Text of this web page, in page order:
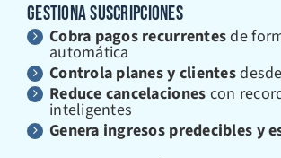
GESTIONA SUSCRIPCIONES
Cobra pagos recurrentes de
automática
Controla planes y clientes
Reduce cancelaciones con
inteligentes
Genera ingresos predecibles y